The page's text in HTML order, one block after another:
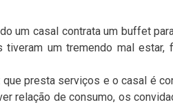
um casal contrata um buffet
um tremendo mal
presta serviços e o casal é
relação de consumo, os